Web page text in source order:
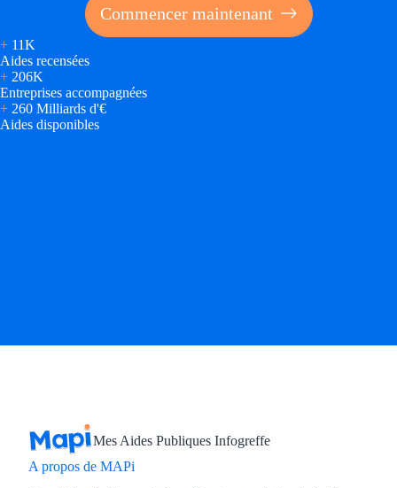
Commencer maintenant
+ 11K
Aides recensées
+ 206K
Entreprises accompagnées
+ 260 Milliards d'€
Aides disponibles
Mes Aides Publiques Infogreffe
A propos de MAPi